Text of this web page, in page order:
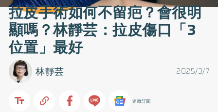
拉皮手術如何不留疤？會很明
顯嗎？林靜芸：拉皮傷口「3
位置」最好
2025/3/7
林靜芸
追蹤訂閱